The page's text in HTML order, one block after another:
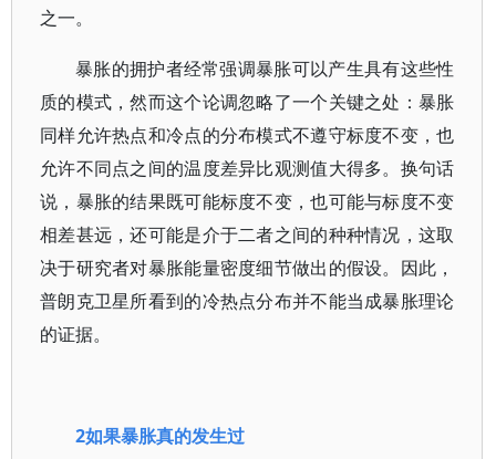
之一。
暴胀的拥护者经常强调暴胀可以产生具有这些性
质的模式，然而这个论调忽略了一个关键之处：暴胀
同样允许热点和冷点的分布模式不遵守标度不变，也
允许不同点之间的温度差异比观测值大得多。换句话
说，暴胀的结果既可能标度不变，也可能与标度不变
相差甚远，还可能是介于二者之间的种种情况，这取
决于研究者对暴胀能量密度细节做出的假设。因此，
普朗克卫星所看到的冷热点分布并不能当成暴胀理论
的证据。
2如果暴胀真的发生过